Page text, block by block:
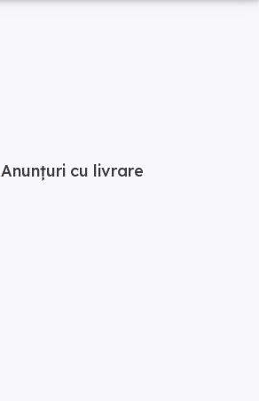
Anunțuri cu livrare